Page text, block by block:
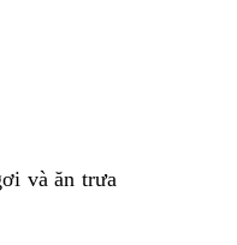
và ăn trưa